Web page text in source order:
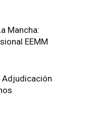
Mancha:
EEMM
Adjudicación